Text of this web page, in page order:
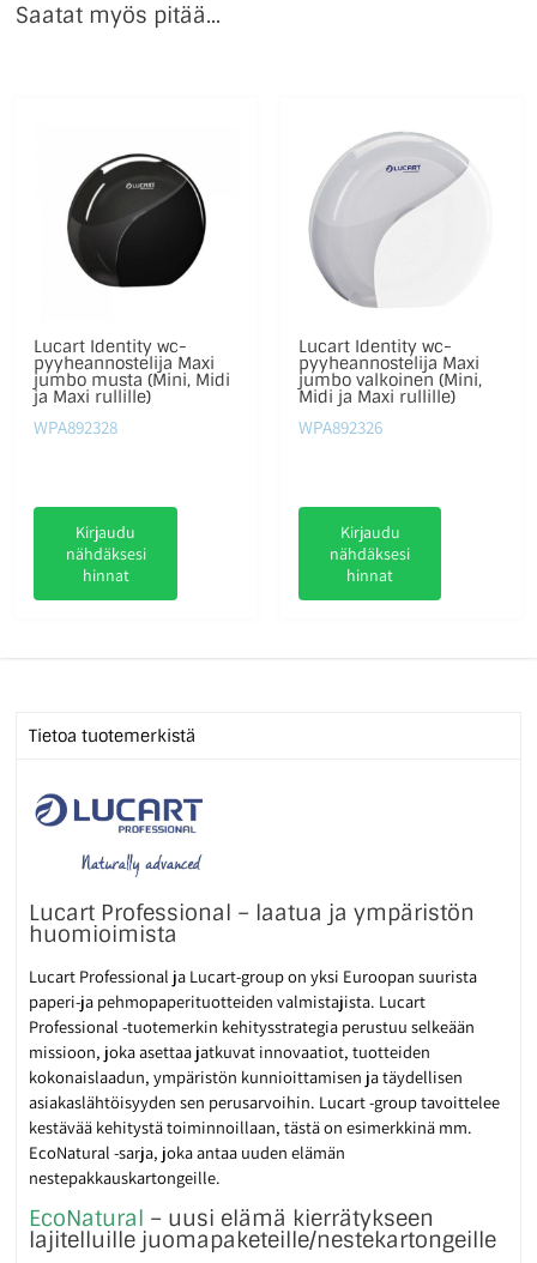
Saatat myös pitää...
Lucart Identity wc-
pyyheannostelija Maxi
jumbo musta (Mini, Midi
ja Maxi rullille)
WPA892328
Kirjaudu
nähdäksesi
hinnat
Lucart Identity wc-
pyyheannostelija Maxi
jumbo valkoinen (Mini,
Midi ja Maxi rullille)
WPA892326
Kirjaudu
nähdäksesi
hinnat
Tietoa tuotemerkistä
Lucart Professional – laatua ja ympäristön
huomioimista
Lucart Professional ja Lucart-group on yksi Euroopan suurista
paperi-ja pehmopaperituotteiden valmistajista. Lucart
Professional -tuotemerkin kehitysstrategia perustuu selkeään
missioon, joka asettaa jatkuvat innovaatiot, tuotteiden
kokonaislaadun, ympäristön kunnioittamisen ja täydellisen
asiakaslähtöisyyden sen perusarvoihin. Lucart -group tavoittelee
kestävää kehitystä toiminnoillaan, tästä on esimerkkinä mm.
EcoNatural -sarja, joka antaa uuden elämän
nestepakkauskartongeille.
EcoNatural – uusi elämä kierrätykseen
lajitelluille juomapaketeille/nestekartongeille